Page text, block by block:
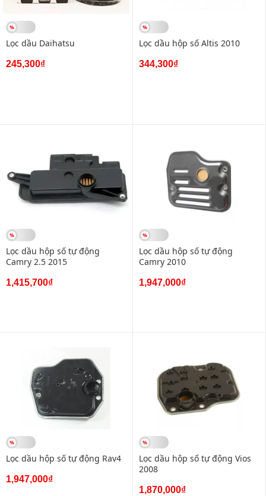
Lọc dầu Daihatsu
245,300₫
Lọc dầu hộp số Altis 2010
344,300₫
Lọc dầu hộp số tự động
Camry 2.5 2015
1,415,700₫
Lọc dầu hộp số tự động
Camry 2010
1,947,000₫
Lọc dầu hộp số tự động Rav4
1,947,000₫
Lọc dầu hộp số tự động Vios
2008
1,870,000₫